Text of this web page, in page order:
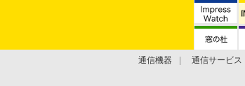
通信機器 通信サービス